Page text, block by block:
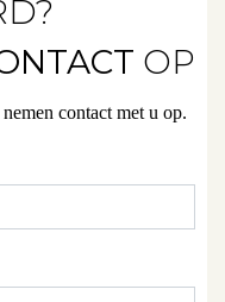
OP
contact met u op.